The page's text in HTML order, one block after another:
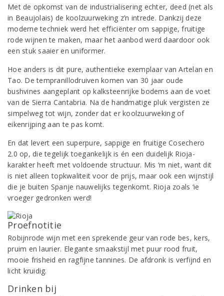
Met de opkomst van de industrialisering echter, deed (net als
in Beaujolais) de koolzuurweking z’n intrede. Dankzij deze
moderne techniek werd het efficiënter om sappige, fruitige
rode wijnen te maken, maar het aanbod werd daardoor ook
een stuk saaier en uniformer.
Hoe anders is dit pure, authentieke exemplaar van Artelan en
Tao. De tempranillodruiven komen van 30 jaar oude
bushvines aangeplant op kalksteenrijke bodems aan de voet
van de Sierra Cantabria. Na de handmatige pluk vergisten ze
simpelweg tot wijn, zonder dat er koolzuurweking of
eikenrijping aan te pas komt.
En dat levert een superpure, sappige en fruitige Cosechero
2.0 op, die tegelijk toegankelijk is én een duidelijk Rioja-
karakter heeft met voldoende structuur. Mis ‘m niet, want dit
is niet alleen topkwaliteit voor de prijs, maar ook een wijnstijl
die je buiten Spanje nauwelijks tegenkomt. Rioja zoals ‘ie
vroeger gedronken werd!
Proefnotitie
Robijnrode wijn met een sprekende geur van rode bes, kers,
pruim en laurier. Elegante smaakstijl met puur rood fruit,
mooie frisheid en ragfijne tannines. De afdronk is verfijnd en
licht kruidig.
Drinken bij